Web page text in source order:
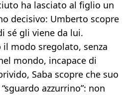
ha lasciato al figlio un
decisivo: Umberto scopre
sé gli viene da lui.
il modo sregolato, senza
mondo, incapace di
Saba scopre che suo
azzurrino”: non